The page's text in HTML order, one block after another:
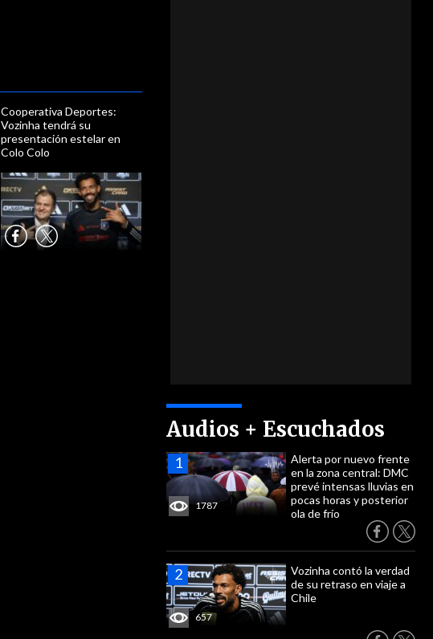
Audios + Escuchados
1787
Alerta por nuevo frente
en la zona central: DMC
prevé intensas lluvias en
pocas horas y posterior
ola de frío
657
Vozinha contó la verdad
de su retraso en viaje a
Chile
Cooperativa Deportes:
Vozinha tendrá su
presentación estelar en
Colo Colo